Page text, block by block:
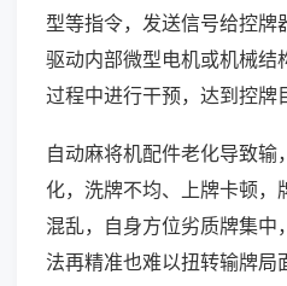
型等指令，发送信号给控牌
驱动内部微型电机或机械结
过程中进行干预，达到控牌
自动麻将机配件老化导致输
化，洗牌不均、上牌卡顿，
混乱，自身方位劣质牌集中
法再精准也难以扭转输牌局